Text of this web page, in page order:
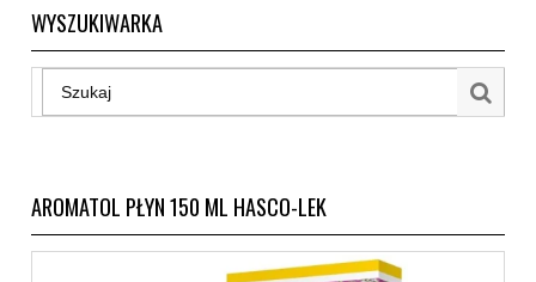
WYSZUKIWARKA
AROMATOL PŁYN 150 ML HASCO-LEK